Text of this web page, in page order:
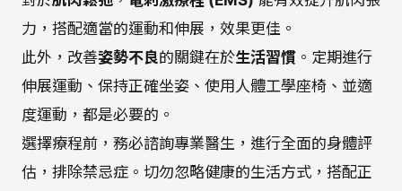
力，搭配適當的運動和伸展，效果更佳。
此外，改善姿勢不良的關鍵在於生活習慣 。定期進行
伸展運動、保持正確坐姿、使用人體工學座椅、並適
度運動，都是必要的。
選擇療程前，務必諮詢專業醫生，進行全面的身體評
估，排除禁忌症。切勿忽略健康的生活方式，搭配正